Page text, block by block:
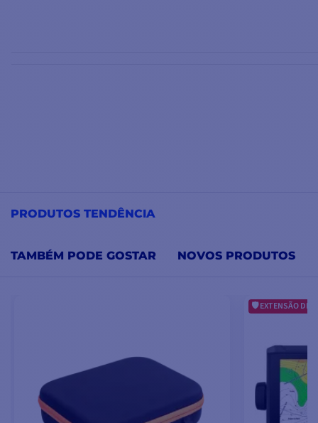
PRODUTOS TENDÊNCIA
TAMBÉM PODE GOSTAR NOVOS PRODUTOS
EXTENSÃO DE